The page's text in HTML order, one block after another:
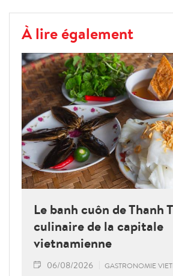
À lire également
Le banh cuôn de Thanh
culinaire de la capitale
vietnamienne
06/08/2026 GASTRONOMIE